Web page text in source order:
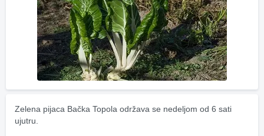
Zelena pijaca Bačka Topola održava se nedeljom od 6 sati
ujutru.